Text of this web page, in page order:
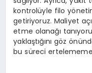
kontrolüyle filo
getiriyoruz. Maliyet
etme olanağı
yaklaştığını göz
bu süreci